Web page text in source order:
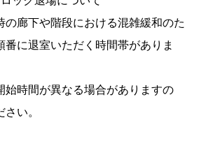
の廊下や階段における混雑緩和のた
に退室いただく時間帯がありま
始時間が異なる場合がありますの
い。